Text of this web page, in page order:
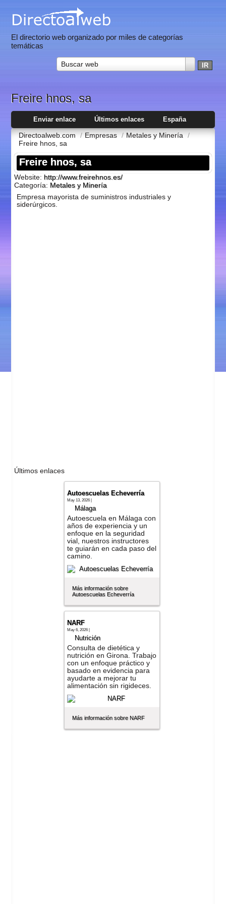
El directorio web organizado por miles de categorías
temáticas
Buscar web
Freire hnos, sa
Enviar enlace Últimos enlaces España
Directoalweb.com / Empresas / Metales y Minerí­a /
Freire hnos, sa
Freire hnos, sa
Website: http://www.freirehnos.es/
Categoría: Metales y Minerí­a
Empresa mayorista de suministros industriales y
siderúrgicos.
Últimos enlaces
Autoescuelas Echeverría
May 13, 2026 |
Málaga
Autoescuela en Málaga con
años de experiencia y un
enfoque en la seguridad
vial, nuestros instructores
te guiarán en cada paso del
camino.
Más información sobre
Autoescuelas Echeverría
NARF
May 6, 2026 |
Nutrición
Consulta de dietética y
nutrición en Girona. Trabajo
con un enfoque práctico y
basado en evidencia para
ayudarte a mejorar tu
alimentación sin rigideces.
Más información sobre NARF